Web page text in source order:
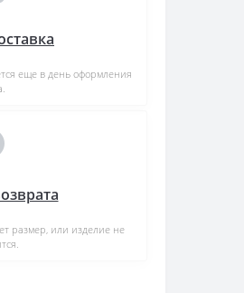
еще в день оформления
размер, или изделие не